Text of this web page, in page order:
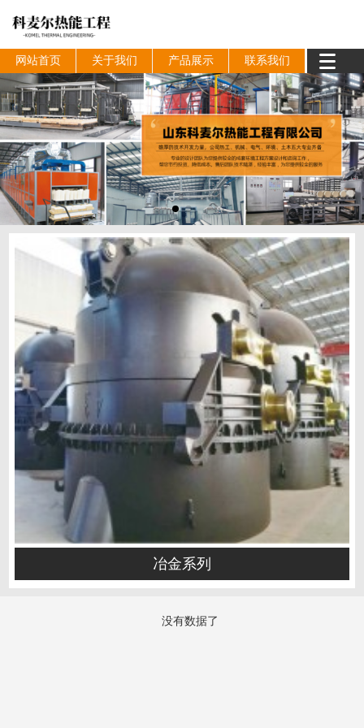
网站首页 关于我们 产品展示 联系我们
冶金系列
没有数据了